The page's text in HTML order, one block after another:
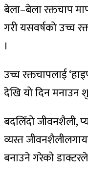
बेला–बेला रक्तचाप
गरी यसवर्षको उच्च
।
उच्च रक्तचापलाई
देखि यो दिन मनाउन
बदलिँदो जीवनशैली,
व्यस्त
बनाउने गरेको